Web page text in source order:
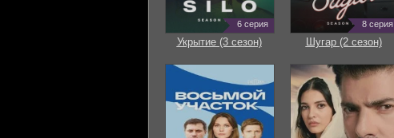
6 серия
Укрытие (3 сезон)
8 серия
Шугар (2 сезон)